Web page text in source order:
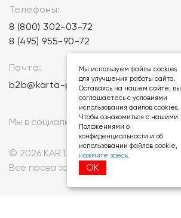
Телефоны:
8 (800) 302-03-72
8 (495) 955-90-72
Почта:
b2b@karta-podarkov.ru
© 2026 KARTA-PODARKOV.RU.
Все права защищены.
Мы в социальных сетях:
Мы используем файлы cookies
для улучшения работы сайта.
Оставаясь на нашем сайте, вы
соглашаетесь с условиями
использования файлов cookies.
Чтобы ознакомиться с нашими
Положениями о
конфиденциальности и об
использовании файлов cookie,
нажмите здесь.
ОК